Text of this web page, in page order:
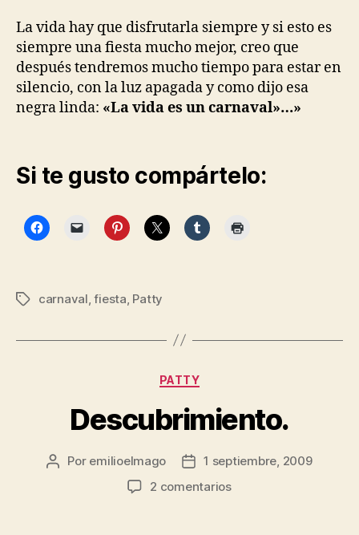
La vida hay que disfrutarla siempre y si esto es
siempre una fiesta mucho mejor, creo que
después tendremos mucho tiempo para estar en
silencio, con la luz apagada y como dijo esa
negra linda: «La vida es un carnaval»…»
Si te gusto compártelo:
Etiquetas
carnaval ,fiesta Patty
Categorías
PATTY
Descubrimiento.
Autor
Por emilioelmago
Fecha
de
1 septiembre, 2009
2 comentariosen